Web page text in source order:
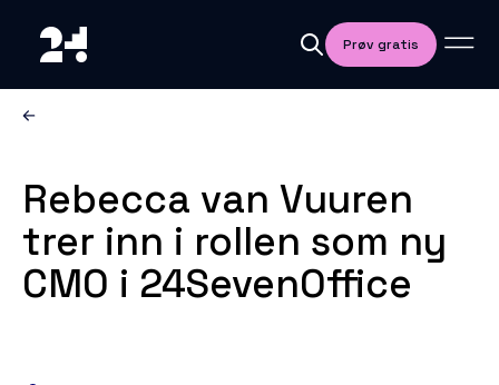
Prøv gratis
Rebecca van Vuuren
trer inn i rollen som ny
CMO i 24SevenOffice